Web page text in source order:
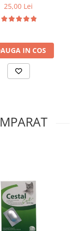
25,00 Lei
IN COS